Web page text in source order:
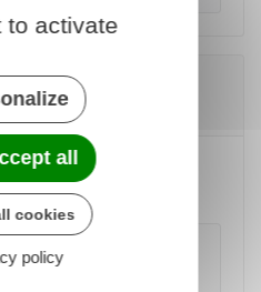
de votre
de conduire
desuivre votre
conduire :
d'une demande
to activate
all
cookies
policy